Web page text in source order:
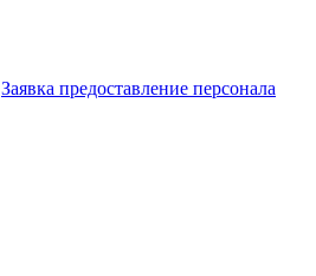
Заявка предоставление персонала